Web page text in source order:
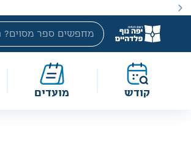
באתר מוצעים מוצרים במחירים נמוכים
קודש מועדים